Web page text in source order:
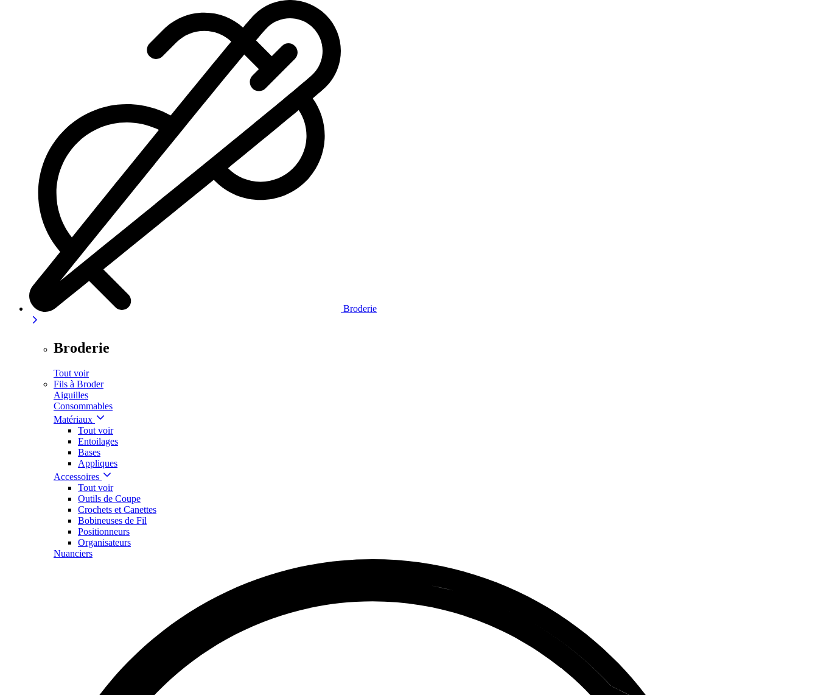
Broderie
Broderie
Tout voir
Fils à Broder
Aiguilles
Consommables
Matériaux
Tout voir
Entoilages
Bases
Appliques
Accessoires
Tout voir
Outils de Coupe
Crochets et Canettes
Bobineuses de Fil
Positionneurs
Organisateurs
Nuanciers